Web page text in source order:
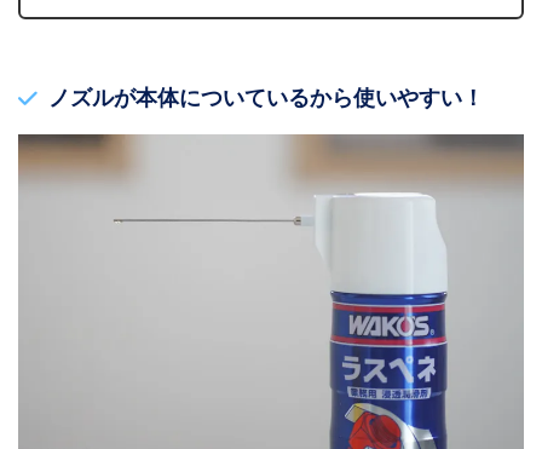
ノズルが本体についているから使いやすい！